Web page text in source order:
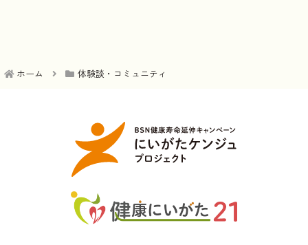
ホーム 体験談・コミュニティ